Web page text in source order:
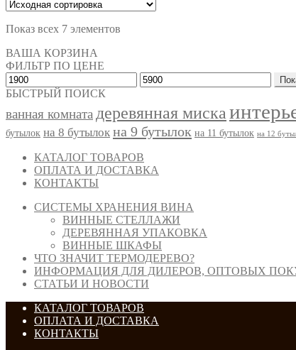
Показ всех 7 элементов
ВАША КОРЗИНА
ФИЛЬТР ПО ЦЕНЕ
БЫСТРЫЙ ПОИСК
ванная комната деревянная миска
бутылок на 8 бутылок на 9 бутылок на 11 бутылок на 12
КАТАЛОГ ТОВАРОВ
ОПЛАТА И ДОСТАВКА
КОНТАКТЫ
СИСТЕМЫ ХРАНЕНИЯ ВИНА
ВИННЫЕ СТЕЛЛАЖИ
ДЕРЕВЯННАЯ УПАКОВКА
ВИННЫЕ ШКАФЫ
ЧТО ЗНАЧИТ ТЕРМОДЕРЕВО?
ИНФОРМАЦИЯ ДЛЯ ДИЛЕРОВ, ОПТОВЫХ
СТАТЬИ И НОВОСТИ
КАТАЛОГ ТОВАРОВ
ОПЛАТА И ДОСТАВКА
КОНТАКТЫ